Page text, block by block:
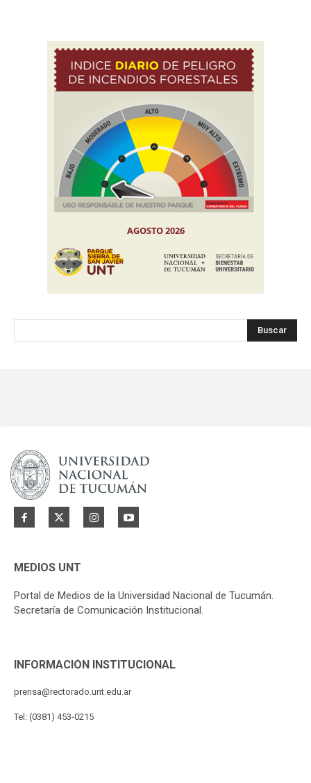
Buscar
MEDIOS UNT
Portal de Medios de la Universidad Nacional de Tucumán.
Secretaría de Comunicación Institucional.
INFORMACIÓN INSTITUCIONAL
prensa@rectorado.unt.edu.ar
Tel: (0381) 453-0215